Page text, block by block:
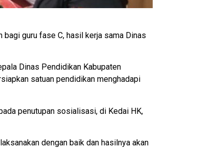
guru fase C, hasil kerja sama Dinas
Dinas Pendidikan Kabupaten
satuan pendidikan menghadapi
penutupan sosialisasi, di Kedai HK,
dengan baik dan hasilnya akan